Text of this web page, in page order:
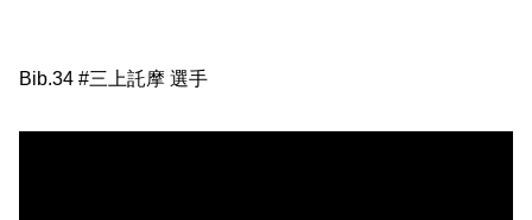
Bib.34 #三上託摩 選手